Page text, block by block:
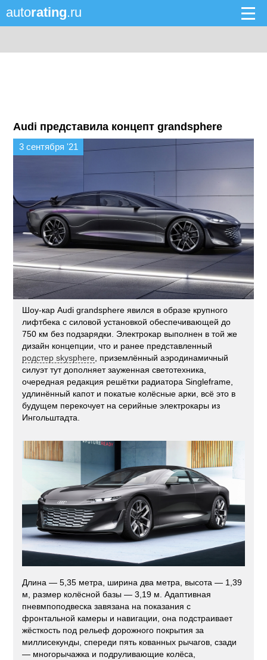
autorating.ru
Audi представила концепт grandsphere
3 сентября '21
Шоу-кар Audi grandsphere явился в образе крупного
лифтбека с силовой установкой обеспечивающей до
750 км без подзарядки. Электрокар выполнен в той же
дизайн концепции, что и ранее представленный
родстер skysphere , приземлённый аэродинамичный
силуэт тут дополняет зауженная светотехника,
очередная редакция решётки радиатора Singleframe,
удлинённый капот и покатые колёсные арки, всё это в
будущем перекочует на серийные электрокары из
Ингольштадта.
Длина — 5,35 метра, ширина два метра, высота — 1,39
м, размер колёсной базы — 3,19 м. Адаптивная
пневмпоподвеска завязана на показания с
фронтальной камеры и навигации, она подстраивает
жёсткость под рельеф дорожного покрытия за
миллисекунды, спереди пять кованных рычагов, сзади
— многорычажка и подруливающие колёса,